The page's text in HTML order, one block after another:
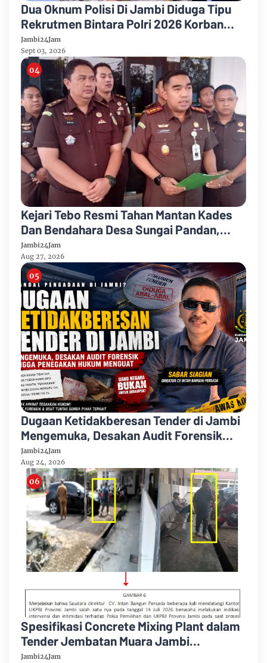
Dua Oknum Polisi Di Jambi Diduga Tipu
Rekrutmen Bintara Polri 2026 Korban
Sudah 12 Orang
Jambi24Jam
Sept 03, 2026
Kejari Tebo Resmi Tahan Mantan Kades
Dan Bendahara Desa Sungai Pandan,
Rimbo Ulu
Jambi24Jam
Aug 27, 2026
Dugaan Ketidakberesan Tender di Jambi
Mengemuka, Desakan Audit Forensik
Hingga Penegakan Hukum Menguat
Jambi24Jam
Aug 24, 2026
Spesifikasi Concrete Mixing Plant dalam
Tender Jembatan Muara Jambi
Dipersoalkan, UKPBJ Tegaskan Peserta
Jambi24Jam